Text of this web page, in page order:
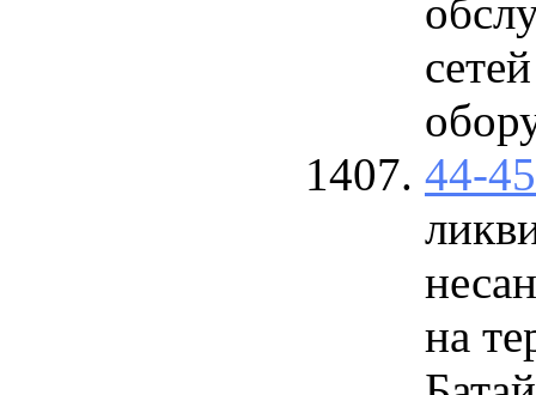
44-
на